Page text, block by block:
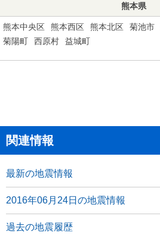
熊本県
熊本中央区 熊本西区 熊本北区 菊池市
菊陽町
西原村 益城町
関連情報
最新の地震情報
2016年06月24日の地震情報
過去の地震履歴